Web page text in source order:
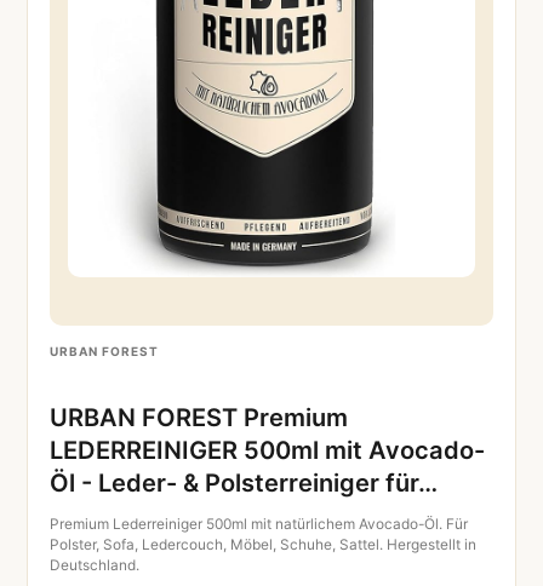
URBAN FOREST
URBAN FOREST Premium
LEDERREINIGER 500ml mit Avocado-
Öl - Leder- & Polsterreiniger für…
Premium Lederreiniger 500ml mit natürlichem Avocado-Öl. Für
Polster, Sofa, Ledercouch, Möbel, Schuhe, Sattel. Hergestellt in
Deutschland.